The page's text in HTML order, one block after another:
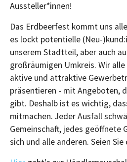
Aussteller*innen!
Das Erdbeerfest kommt uns
es lockt potentielle (Neu-
unserem Stadtteil, aber auch
großräumigen Umkreis. Wir alle
aktive und attraktive
präsentieren - mit Angeboten,
gibt. Deshalb ist es wichtig,
mitmachen. Jeder Ausfall
Gemeinschaft, jedes geöffnete
sich und alle anderen. Seien Sie